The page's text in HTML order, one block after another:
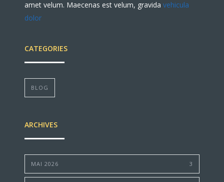
amet velum. Maecenas est velum, gravida vehicula
dolor
CATEGORIES
BLOG
ARCHIVES
MAI 2026 3